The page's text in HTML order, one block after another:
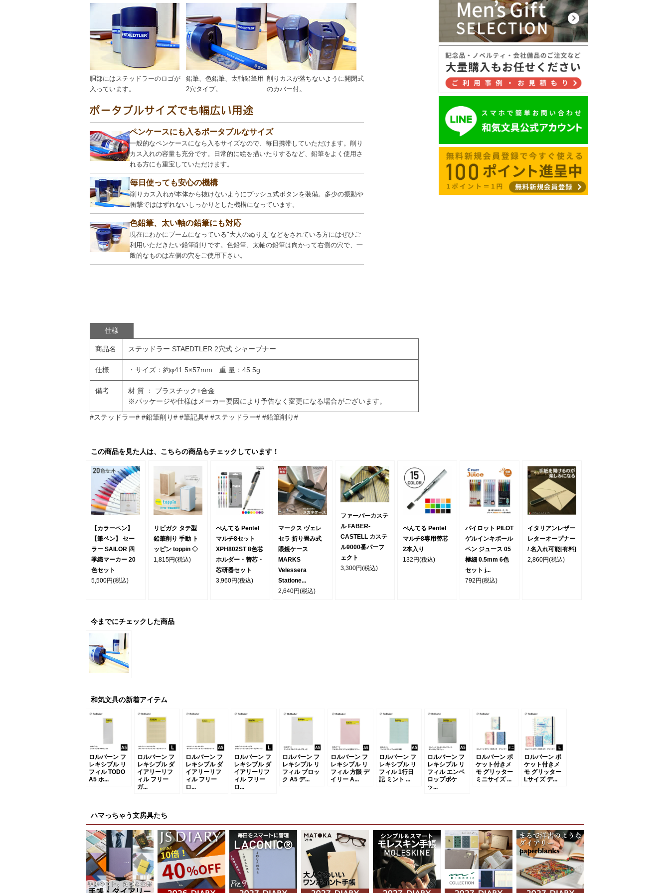
胴部にはステッドラーのロゴが
入っています。
鉛筆、色鉛筆、太軸鉛筆用
2穴タイプ。
削りカスが落ちないように開閉式
のカバー付。
ペンケースにも入るポータブルなサイズ
一般的なペンケースになら入るサイズなので、毎日携帯していただけます。削り
カス入れの容量も充分です。日常的に絵を描いたりするなど、鉛筆をよく使用さ
れる方にも重宝していただけます。
毎日使っても安心の機構
削りカス入れが本体から抜けないようにプッシュ式ボタンを装備。多少の振動や
衝撃でははずれないしっかりとした機構になっています。
色鉛筆、太い軸の鉛筆にも対応
現在にわかにブームになっている"大人のぬりえ”などをされている方にはぜひご
利用いただきたい鉛筆削りです。色鉛筆、太軸の鉛筆は向かって右側の穴で、一
般的なものは左側の穴をご使用下さい。
仕様
商品名 ステッドラー STAEDTLER 2穴式 シャープナー
仕様 ・サイズ：約φ41.5×57mm 重 量：45.5g
備考
材 質 ： プラスチック+合金
※パッケージや仕様はメーカー要因により予告なく変更になる場合がございます。
#ステッドラー# #鉛筆削り# #筆記具# #ステッドラー# #鉛筆削り#
この商品を見た人は、こちらの商品もチェックしています！
【カラーペン】
【筆ペン】 セー
ラー SAILOR 四
季織マーカー 20
色セット
5,500円(税込)
リビガク タテ型
鉛筆削り 手動 ト
ッピン toppin ◇
1,815円(税込)
ぺんてる Pentel
マルチ8セット
XPH802ST 8色芯
ホルダー・替芯・
芯研器セット
3,960円(税込)
マークス ヴェレ
セラ 折り畳み式
眼鏡ケース
MARKS
Velessera
Statione...
2,640円(税込)
ファーバーカステ
ル FABER-
CASTELL カステ
ル9000番パーフ
ェクト
3,300円(税込)
ぺんてる Pentel
マルチ8専用替芯
2本入り
132円(税込)
パイロット PILOT
ゲルインキボール
ペン ジュース 05
極細 0.5mm 6色
セット j...
792円(税込)
イタリアンレザー
レターオープナー
/ 名入れ可能[有料]
2,860円(税込)
今までにチェックした商品
和気文具の新着アイテム
ロルバーン フ
レキシブル リ
フィル TODO
A5 ホ...
ロルバーン フ
レキシブル ダ
イアリーリフ
ィル フリー
ガ...
ロルバーン フ
レキシブル ダ
イアリーリフ
ィル フリー
ロ...
ロルバーン フ
レキシブル ダ
イアリーリフ
ィル フリー
ロ...
ロルバーン フ
レキシブル リ
フィル ブロッ
ク A5 デ...
ロルバーン フ
レキシブル リ
フィル 方眼 デ
イリー A...
ロルバーン フ
レキシブル リ
フィル 1行日
記 ミント ...
ロルバーン フ
レキシブル リ
フィル エンベ
ロップポケ
ッ...
ロルバーン ポ
ケット付きメ
モ グリッター
ミニサイズ ...
ロルバーン ポ
ケット付きメ
モ グリッター
Lサイズ デ...
ハマっちゃう文房具たち